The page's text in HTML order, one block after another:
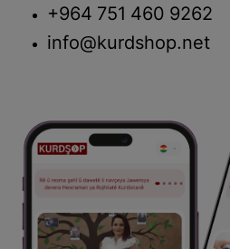
+964 751 460 9262
info@kurdshop.net